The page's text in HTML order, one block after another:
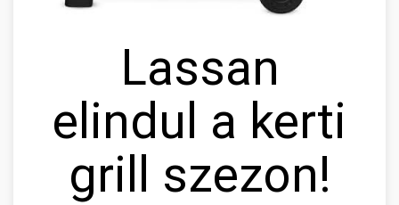
Lassan
elindul a kerti
grill szezon!